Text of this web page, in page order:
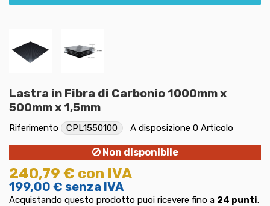
Lastra in Fibra di Carbonio 1000mm x
500mm x 1,5mm
Riferimento CPL1550100 A disposizione 0 Articolo
Non disponibile
240,79 € con IVA
199,00 € senza IVA
Acquistando questo prodotto puoi ricevere fino a 24 punti.